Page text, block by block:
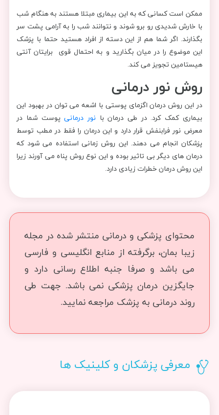
ممکن است کسانی که به این بیماری مبتلا هستند به هنگام شب
با خارش شدیدی رو برو شوند و نتوانند شب را به آرامی پشت سر
بگذارند. اگر شما هم از این دسته از افراد هستید حتما با پزشک
این موضوع را در میان بگذارید و به احتمال قوی برایتان آنتی
هیستامین تجویز می کند.
روش نور درمانی
در این روش درمان اگزمای پوستی با اشعه می توان در بهبود این
بیماری کمک کرد. در طی درمان با نور درمانیپوست شما در
معرض نور فرابنفش قرار دارد و این درمان را فقط در مطب توسط
پزشکان انجام می دهند. این روش زمانی استفاده می شود که
درمان های دیگر بی تاثیر بوده و این نوع روش پناه می آورند زیرا
این روش درمان خطرات زیادی دارد.
محتوای پزشکی و درمانی منتشر شده در مجله
زیبا بمان، برگرفته از منابع انگلیسی و فارسی
می باشد و صرفا جنبه اطلاع رسانی دارد و
جایگزین درمان پزشکی نمی باشد. جهت طی
روند درمانی به پزشک مراجعه نمایید.
معرفی پزشکان و کلینیک ها